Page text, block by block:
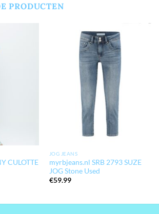
PRODUCTEN
CULOTTE
JOG JEANS
myrbjeans.nl SRB 2793 SUZE
JOG Stone Used
€59.99